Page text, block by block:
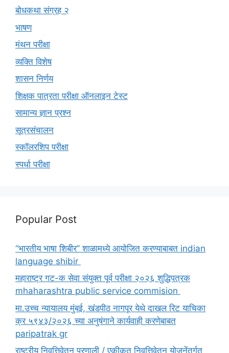
बोधकथा संग्रह २
भाषण
मंथन परीक्षा
व्यक्ति विशेष
शासन निर्णय
शिक्षक पात्रता परीक्षा ऑनलाइन टेस्ट
सामान्य ज्ञान प्रश्न
सूत्रसंचालन
स्कॉलरशिप परीक्षा
स्पर्धा परीक्षा
Popular Post
“भारतीय भाषा शिबीर” शाळामध्ये आयोजित करण्याबाबत indian
language shibir
महाराष्ट्र गट-क सेवा संयुक्त पूर्व परीक्षा २०२६ शुद्धिपत्रक
mhaharashtra public service commision
मा.उच्च न्यायालय मुंबई, खंडपीठ नागपूर येथे दाखल रिट याचिका
क्र ५९४३/२०२६ च्या अनुषंगाने कार्यवाही करणेबाबत
paripatrak gr
राष्ट्रीय निवृत्तिवेतन प्रणाली / एकीकृत निवृत्तिवेतन योजनेंतर्गत